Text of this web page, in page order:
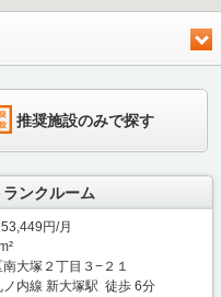
推奨施設のみで探す
ンクルーム
円/月
大塚２丁目３−２１
ノ内線 新大塚駅 徒歩 6分